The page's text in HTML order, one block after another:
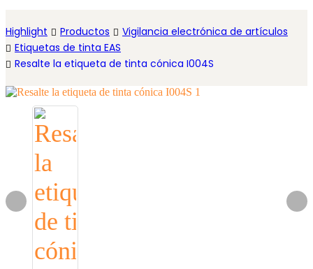
Highlight Productos
Vigilancia electrónica de artículos
Etiquetas de tinta EAS
Resalte la etiqueta de tinta cónica I004S